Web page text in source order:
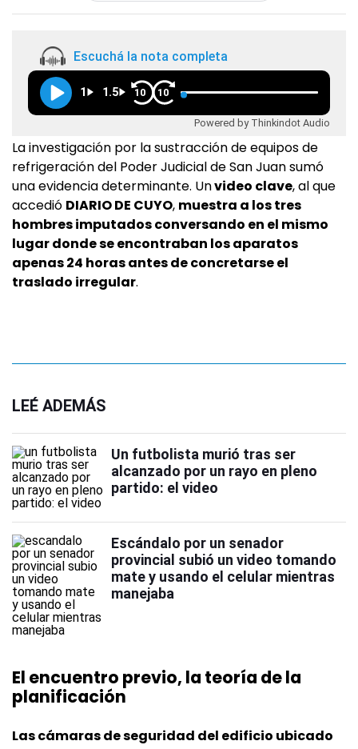
Escuchá la nota completa
1 1.5 10 10
Powered by Thinkindot Audio
La investigación por la sustracción de equipos de
refrigeración del Poder Judicial de San Juan sumó
una evidencia determinante. Unvideo clave, al que
accedió DIARIO DE CUYO, muestra a los tres
hombres imputados conversando en el mismo
lugar donde se encontraban los aparatos
apenas 24 horas antes de concretarse el
traslado irregular.
LEÉ ADEMÁS
Un futbolista murió tras ser
alcanzado por un rayo en pleno
partido: el video
Escándalo por un senador
provincial subió un video tomando
mate y usando el celular mientras
manejaba
El encuentro previo, la teoría de la
planificación
Las cámaras de seguridad del edificio ubicado